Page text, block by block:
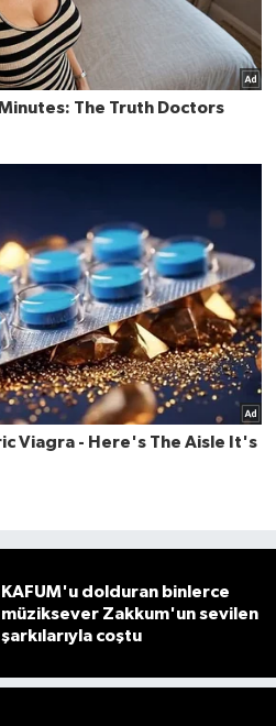
KAFUM'u dolduran binlerce
müziksever Zakkum'un sevilen
şarkılarıyla coştu